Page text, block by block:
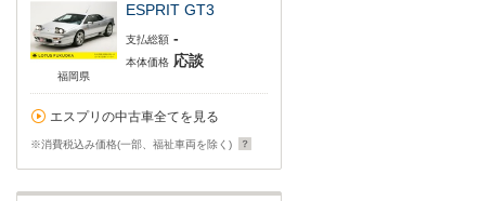
福岡県
ESPRIT GT3
支払総額 -
本体価格 応談
エスプリの中古車全てを見る
※消費税込み価格(一部、福祉車両を除く)